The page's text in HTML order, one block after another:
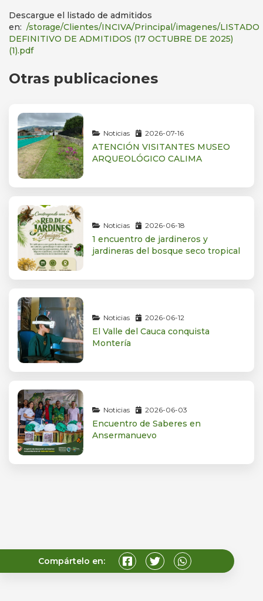
Descargue el listado de admitidos
en: /storage/Clientes/INCIVA/Principal/imagenes/LISTADO
DEFINITIVO DE ADMITIDOS (17 OCTUBRE DE 2025)
(1).pdf
Otras publicaciones
Noticias 2026-07-16
ATENCIÓN VISITANTES MUSEO
ARQUEOLÓGICO CALIMA
Noticias 2026-06-18
1 encuentro de jardineros y
jardineras del bosque seco tropical
Noticias 2026-06-12
El Valle del Cauca conquista
Montería
Noticias 2026-06-03
Encuentro de Saberes en
Ansermanuevo
Compártelo en: